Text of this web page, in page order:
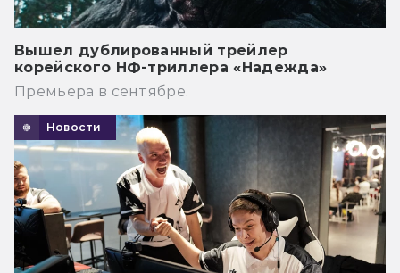
Вышел дублированный трейлер
корейского НФ-триллера «Надежда»
Премьера в сентябре.
Новости